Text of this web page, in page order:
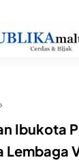
Ibukota
Lembaga